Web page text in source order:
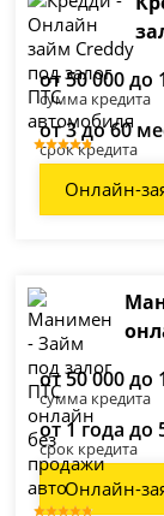
от 50 000 до
сумма кредита
от 3 до 60
срок кредита
Онлайн-
от 50 000 до
сумма кредита
от 1 года до
срок кредита
Онлайн-